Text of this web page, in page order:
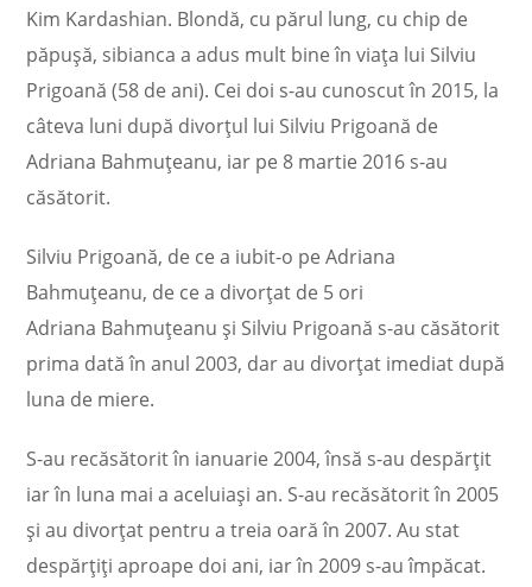
Kim Kardashian. Blondă, cu părul lung, cu chip de
păpușă, sibianca a adus mult bine în viața lui Silviu
Prigoană (58 de ani). Cei doi s-au cunoscut în 2015, la
câteva luni după divorțul lui Silviu Prigoană de
Adriana Bahmuțeanu, iar pe 8 martie 2016 s-au
căsătorit.
Silviu Prigoană, de ce a iubit-o pe Adriana
Bahmuțeanu, de ce a divorțat de 5 ori
Adriana Bahmuțeanu și Silviu Prigoană s-au căsătorit
prima dată în anul 2003, dar au divorțat imediat după
luna de miere.
S-au recăsătorit în ianuarie 2004, însă s-au despărțit
iar în luna mai a aceluiași an. S-au recăsătorit în 2005
și au divorțat pentru a treia oară în 2007. Au stat
despărțiți aproape doi ani, iar în 2009 s-au împăcat.